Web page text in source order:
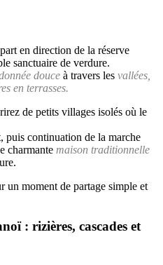
en direction de la réserve
sanctuaire de verdure.
douce à travers les vallées,
en terrasses.
de petits villages isolés où le
puis continuation de la marche
charmante maison traditionnelle
un moment de partage simple et
: rizières, cascades et